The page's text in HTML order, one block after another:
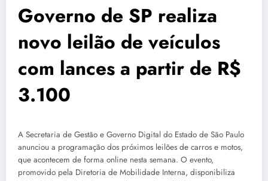
Governo de SP realiza
novo leilão de veículos
com lances a partir de R$
3.100
A Secretaria de Gestão e Governo Digital do Estado de São Paulo
anunciou a programação dos próximos leilões de carros e motos,
que acontecem de forma online nesta semana. O evento,
promovido pela Diretoria de Mobilidade Interna, disponibiliza